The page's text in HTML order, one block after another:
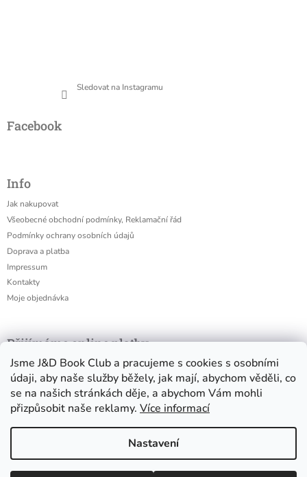
Jsme J&D Book Club a pracujeme s cookies s osobními
údaji, aby naše služby běžely, jak mají, abychom věděli, co
se na našich stránkách děje, a abychom Vám mohli
přizpůsobit naše reklamy. Více informací
Nastavení
Sledovat na Instagramu
Facebook
Info
Jak nakupovat
Všeobecné obchodní podmínky, Reklamační řád
Podmínky ochrany osobních údajů
Doprava a platba
Impressum
Kontakty
Moje objednávka
Přijímáme online platby